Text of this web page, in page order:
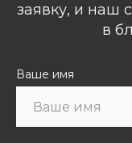
заявку, и наш
в
Ваше имя